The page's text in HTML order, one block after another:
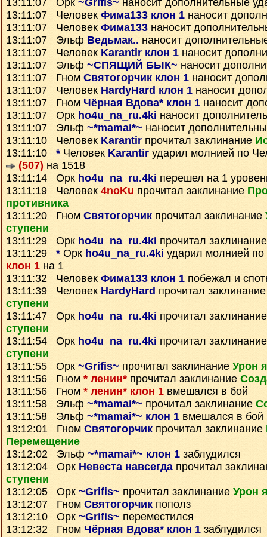
13:11:07 Орк ~Grifis~ наносит дополнительные
13:11:07 Человек Фима133 клон 1 наносит
13:11:07 Человек Фима133 наносит
13:11:07 Эльф Ведьмак.. наносит
13:11:07 Человек Karantir клон 1 наносит
13:11:07 Эльф ~СПЯЩИЙ БЫК~ наносит
13:11:07 Гном Святогорчик клон 1 наносит
13:11:07 Человек HardyHard клон 1 наносит
13:11:07 Гном Чёрная Вдова* клон 1 наносит
13:11:07 Орк ho4u_na_ru.4ki наносит
13:11:07 Эльф ~*mamai*~ наносит
13:11:10 Человек Karantir прочитал заклинание
13:11:10 * Человек Karantir ударил молнией по
(507) на 1518
13:11:14 Орк ho4u_na_ru.4ki перешел на 1
13:11:19 Человек 4noKu прочитал заклинание
противника
13:11:20 Гном Святогорчик прочитал заклинание
ступени
13:11:29 Орк ho4u_na_ru.4ki прочитал
13:11:29 * Орк ho4u_na_ru.4ki ударил молнией
клон 1 на 1
13:11:32 Человек Фима133 клон 1 побежал и
13:11:39 Человек HardyHard прочитал
ступени
13:11:47 Орк ho4u_na_ru.4ki прочитал
ступени
13:11:54 Орк ho4u_na_ru.4ki прочитал
ступени
13:11:55 Орк ~Grifis~ прочитал заклинание Урон
13:11:56 Гном * ленин* прочитал заклинание
13:11:56 Гном * ленин* клон 1 вмешался в бой
13:11:58 Эльф ~*mamai*~ прочитал заклинание
13:11:58 Эльф ~*mamai*~ клон 1 вмешался в бой
13:12:01 Гном Святогорчик прочитал заклинание
Перемещение
13:12:02 Эльф ~*mamai*~ клон 1 заблудился
13:12:04 Орк Невеста навсегда прочитал
ступени
13:12:05 Орк ~Grifis~ прочитал заклинание Урон
13:12:07 Гном Святогорчик пополз
13:12:10 Орк ~Grifis~ переместился
13:12:32 Гном Чёрная Вдова* клон 1 заблудился